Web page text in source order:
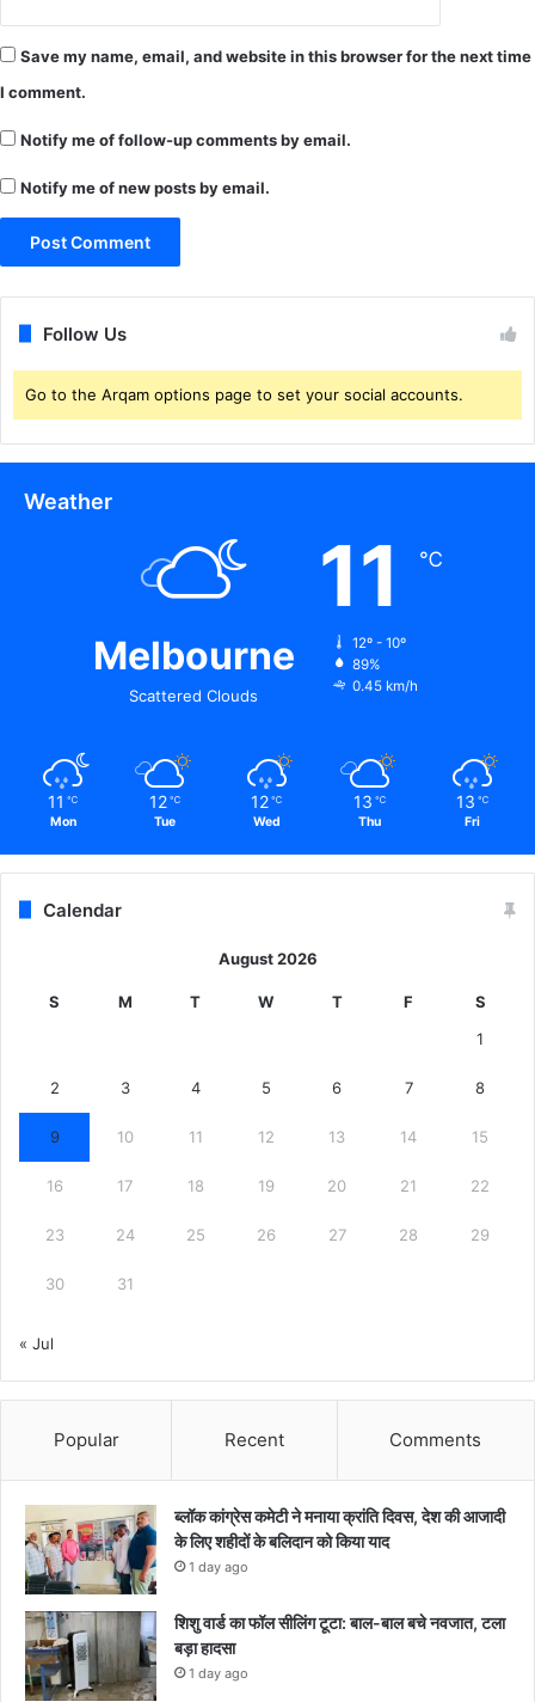
बै
क
Save my name, email, and website in this browser for the next time
I comment.
Notify me of follow-up comments by email.
Notify me of new posts by email.
Follow Us
Go to the Arqam options page to set your social accounts.
Weather
Melbourne
Scattered Clouds
11 ℃
12º - 10º
89%
0.45 km/h
11 ℃
Mon
12 ℃
Tue
12 ℃
Wed
13 ℃
Thu
13 ℃
Fri
Calendar
August 2026
S M T W T F
S
1
2 3 4 5 6 7 8
9 10 11 12 13 14 15
16 17 18 19 20 21 22
23 24 25 26 27 28 29
30 31
« Jul
Popular Recent Comments
ब्लॉक कांग्रेस कमेटी ने मनाया क्रांति दिवस, देश की आजादी
के लिए शहीदों के बलिदान को किया याद
1 day ago
शिशु वार्ड का फॉल सीलिंग टूटा: बाल-बाल बचे नवजात, टला
बड़ा हादसा
1 day ago